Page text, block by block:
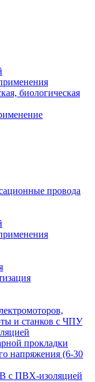
биологическая
провода
и станков с ЧПУ
прокладки
напряжения (6-30
с ПВХ-изоляцией